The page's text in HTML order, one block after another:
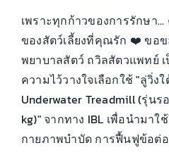
เพราะทุกก้าวของการรักษา
ของสัตว์เลี้ยงที่คุณรัก ❤️ ขอ
พยาบาลสัตว์ ถวิลสัตวแพทย์
ความไว้วางใจเลือกใช้ "ลู่วิ่งใ
Underwater Treadmill (รุ่น
kg)" จากทาง IBL เพื่อนำมา
กายภาพบำบัด การฟื้นฟูข้อต่อ